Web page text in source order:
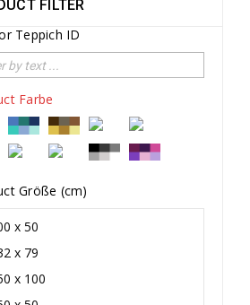
FILTER
Teppich ID
Farbe
Größe (cm)